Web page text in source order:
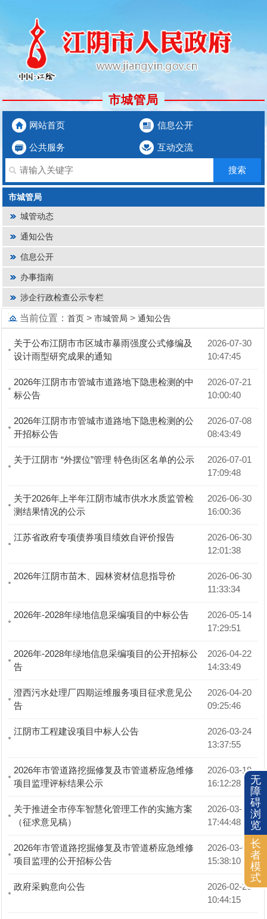
市城管局
网站首页 信息公开
公共服务 互动交流
市城管局
城管动态
通知公告
信息公开
办事指南
涉企行政检查公示专栏
当前位置：首页 >市城管局 >通知公告
关于公布江阴市市区城市暴雨强度公式修编及
设计雨型研究成果的通知
2026-07-30
10:47:45
2026年江阴市市管城市道路地下隐患检测的中
标公告
2026-07-21
10:00:40
2026年江阴市市管城市道路地下隐患检测的公
开招标公告
2026-07-08
08:43:49
关于江阴市 “外摆位”管理 特色街区名单的公示
2026-07-01
17:09:48
关于2026年上半年江阴市城市供水水质监管检
测结果情况的公示
2026-06-30
16:00:36
江苏省政府专项债券项目绩效自评价报告
2026-06-30
12:01:38
2026年江阴市苗木、园林资材信息指导价
2026-06-30
11:33:34
2026年-2028年绿地信息采编项目的中标公告
2026-05-14
17:29:51
2026年-2028年绿地信息采编项目的公开招标公
告
2026-04-22
14:33:49
澄西污水处理厂四期运维服务项目征求意见公
告
2026-04-20
09:25:46
江阴市工程建设项目中标人公告
2026-03-24
13:37:55
2026年市管道路挖掘修复及市管道桥应急维修
项目监理评标结果公示
2026-03-18
16:12:28
关于推进全市停车智慧化管理工作的实施方案
（征求意见稿）
2026-03-10
17:44:48
2026年市管道路挖掘修复及市管道桥应急维修
项目监理的公开招标公告
2026-03-06
15:38:10
政府采购意向公告
2026-02-26
10:44:15
无
障
碍
浏
览
长
者
模
式